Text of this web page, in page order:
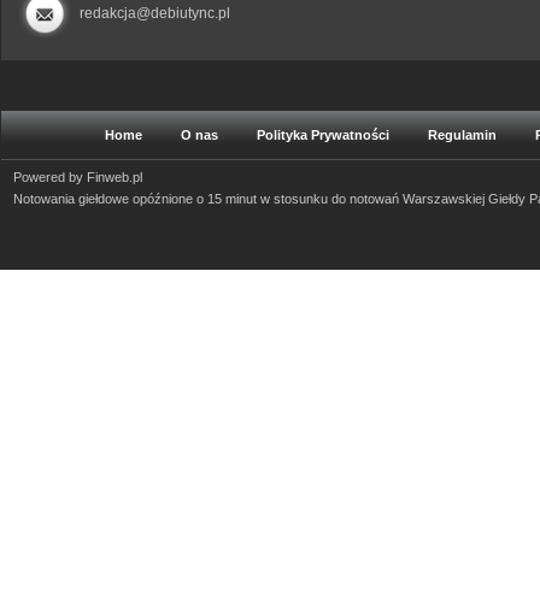
redakcja@debiutync.pl
Home O nas Polityka Prywatności Regulamin
Powered by Finweb.pl
Notowania giełdowe opóźnione o 15 minut w stosunku do notowań Warszawskiej Giełdy